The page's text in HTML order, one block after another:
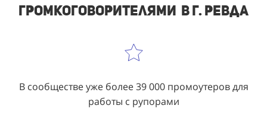
громкоговорителями в г. Ревда
В сообществе уже более 39 000 промоутеров для
работы с рупорами